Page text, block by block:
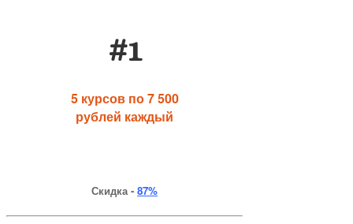
#1
5 курсов по 7 500
рублей каждый
Скидка - 87%